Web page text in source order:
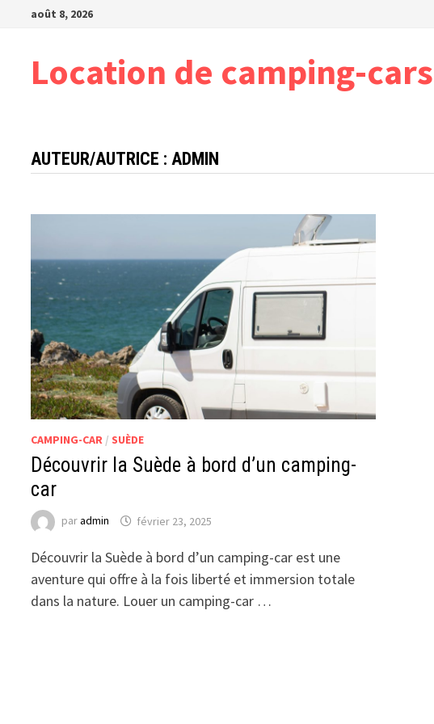
Passeraoût 8, 2026
Location de camping-
AUTEUR/AUTRICE :ADMIN
CAMPING-CAR / SUÈDE
Découvrir la Suède à bord d’un camping-
car
paradmin février 23, 2025
Découvrir la Suède à bord d’un camping-car est une
aventure qui offre à la fois liberté et immersion totale
dans la nature. Louer un camping-car …